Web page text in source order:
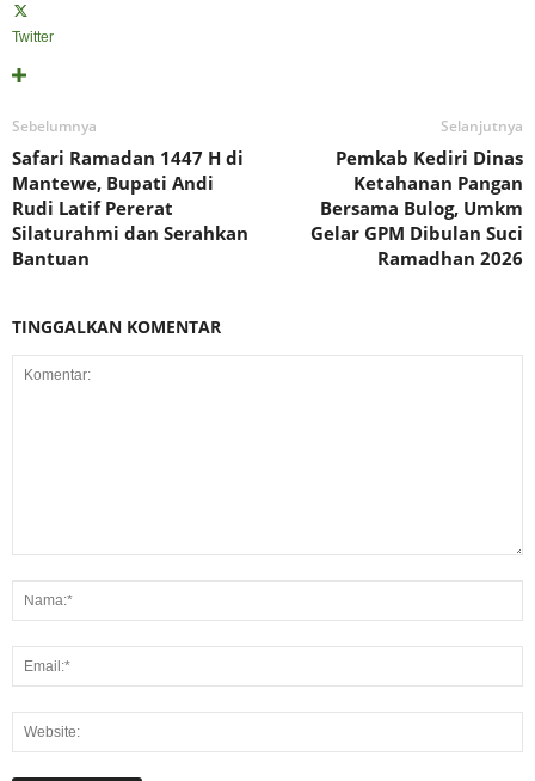
Twitter
Sebelumnya
Safari Ramadan 1447 H di
Mantewe, Bupati Andi
Rudi Latif Pererat
Silaturahmi dan Serahkan
Bantuan
Selanjutnya
Pemkab Kediri Dinas
Ketahanan Pangan
Bersama Bulog, Umkm
Gelar GPM Dibulan Suci
Ramadhan 2026
TINGGALKAN KOMENTAR